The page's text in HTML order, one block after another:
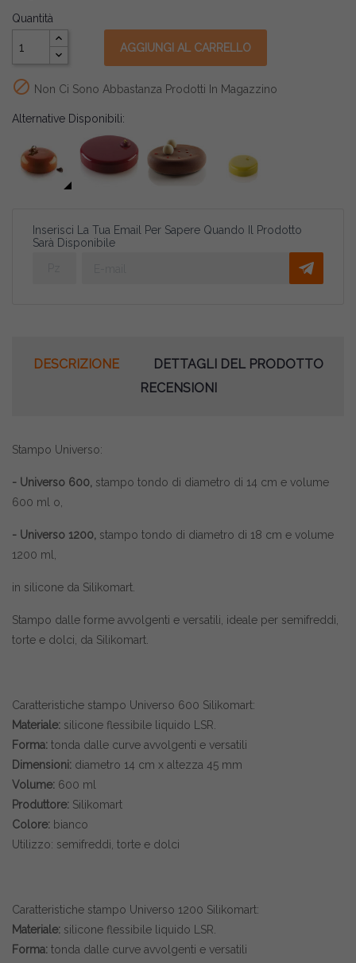
Quantità
AGGIUNGI AL CARRELLO
 Non Ci Sono Abbastanza Prodotti In Magazzino
Alternative Disponibili:
Inserisci La Tua Email Per Sapere Quando Il Prodotto
Sarà Disponibile
DESCRIZIONE
DETTAGLI DEL PRODOTTO
RECENSIONI
Stampo Universo:
- Universo 600, stampo tondo di diametro di 14 cm e volume
600 ml o,
- Universo 1200, stampo tondo di diametro di 18 cm e volume
1200 ml,
in silicone da Silikomart.
Stampo dalle forme avvolgenti e versatili, ideale per semifreddi,
torte e dolci, da Silikomart.
Caratteristiche stampo Universo 600 Silikomart:
Materiale: silicone flessibile liquido LSR.
Forma: tonda dalle curve avvolgenti e versatili
Dimensioni: diametro 14 cm x altezza 45 mm
Volume: 600 ml
Produttore: Silikomart
Colore: bianco
Utilizzo: semifreddi, torte e dolci
Caratteristiche stampo Universo 1200 Silikomart:
Materiale: silicone flessibile liquido LSR.
Forma: tonda dalle curve avvolgenti e versatili